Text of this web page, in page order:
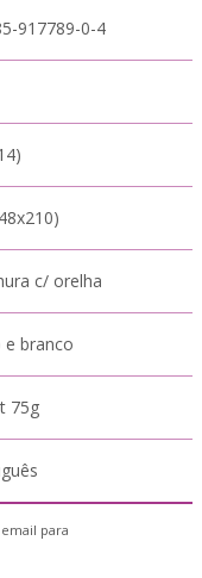
917789-0-4
c/ orelha
e branco
75g
para